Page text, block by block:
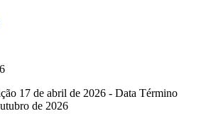
17 de abril de 2026 - Data Término
de 2026